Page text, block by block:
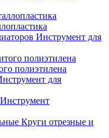
Инструмент для
полиэтилена
для
Инструмент
Круги отрезные и